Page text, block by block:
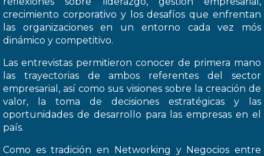
crecimiento corporativo y los desafíos que enfrentan
las organizaciones en un entorno cada vez mós
dinámico y competitivo.
Las entrevistas permitieron conocer de primera mano
las trayectorias de ambos referentes del sector
empresarial, así como sus visiones sobre la creación de
valor, la toma de decisiones estratégicas y las
oportunidades de desarrollo para las empresas en el
país.
Como es tradición en Networking y Negocios entre